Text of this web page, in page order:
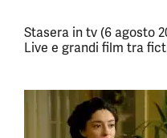
Stasera in tv (6 agosto
Live e grandi film tra